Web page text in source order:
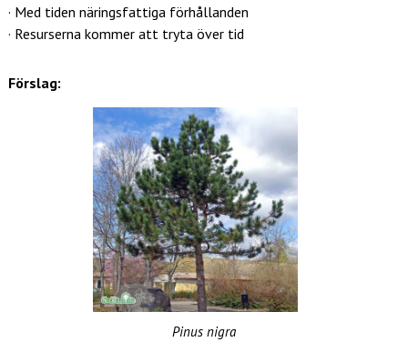
· Med tiden näringsfattiga förhållanden
· Resurserna kommer att tryta över tid
Förslag:
Pinus nigra